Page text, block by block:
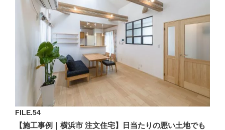
FILE.54
【施工事例｜横浜市 注文住宅】日当たりの悪い土地でも